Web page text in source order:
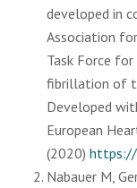
developed in
Association for
Task Force
fibrillation of
Developed
European
(2020)https://
Nabauer M,